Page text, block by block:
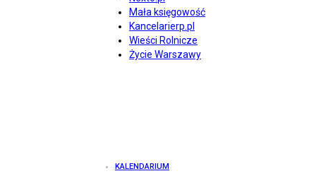
Mała księgowość
Kancelarierp.pl
Wieści Rolnicze
Życie Warszawy
KALENDARIUM